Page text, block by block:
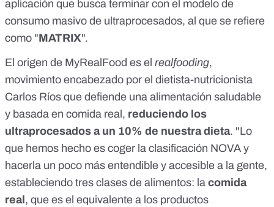
aplicación que busca terminar con el modelo de
consumo masivo de ultraprocesados, al que se refiere
como "MATRIX".
El origen de MyRealFood es el realfooding,
movimiento encabezado por el dietista-nutricionista
Carlos Ríos que defiende una alimentación saludable
y basada en comida real, reduciendo los
ultraprocesados a un 10% de nuestra dieta. "Lo
que hemos hecho es coger la clasificación NOVA y
hacerla un poco más entendible y accesible a la gente,
estableciendo tres clases de alimentos: la comida
real , que es el equivalente a los productos